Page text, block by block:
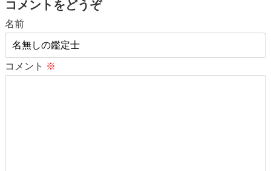
コメントをどうぞ
名前
コメント ※